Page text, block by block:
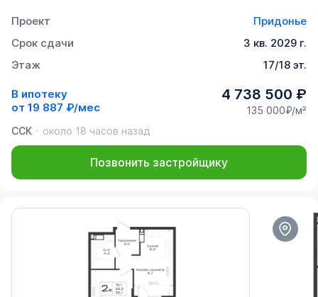
Проект
Придонье
Срок сдачи
3 кв. 2029 г.
Этаж
17/18 эт.
В ипотеку
от 19 887 ₽/мес
4 738 500 ₽
135 000₽/м²
ССК
около 18 часов назад
Позвонить застройщику